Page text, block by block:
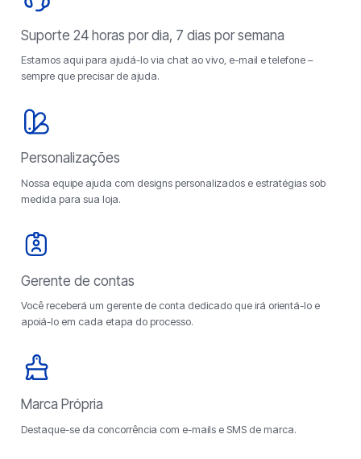
Suporte 24 horas por dia, 7 dias por semana
Estamos aqui para ajudá-lo via chat ao vivo, e-mail e telefone –
sempre que precisar de ajuda.
Personalizações
Nossa equipe ajuda com designs personalizados e estratégias sob
medida para sua loja.
Gerente de contas
Você receberá um gerente de conta dedicado que irá orientá-lo e
apoiá-lo em cada etapa do processo.
Marca Própria
Destaque-se da concorrência com e-mails e SMS de marca.